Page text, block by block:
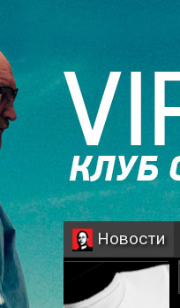
Новости